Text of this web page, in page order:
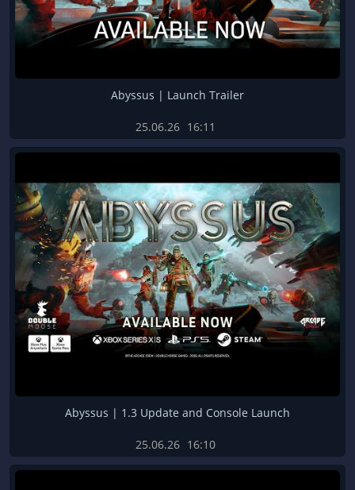
Abyssus | Launch Trailer
25.06.26 16:11
Abyssus | 1.3 Update and Console Launch
25.06.26 16:10